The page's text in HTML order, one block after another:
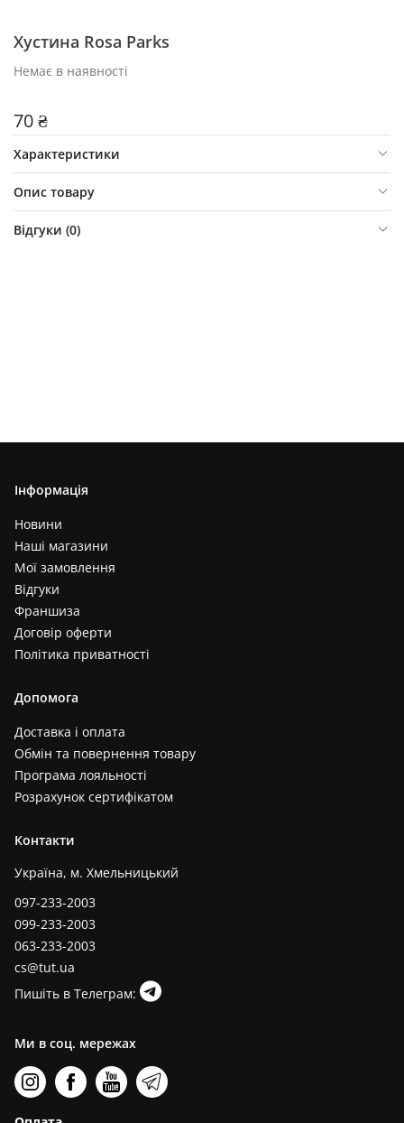
Хустина Rosa Parks
Немає в наявності
70 ₴
Характеристики
Опис товару
Відгуки (0)
Інформація
Новини
Наші магазини
Мої замовлення
Відгуки
Франшиза
Договір оферти
Політика приватності
Допомога
Доставка і оплата
Обмін та повернення товару
Програма лояльності
Розрахунок сертифікатом
Контакти
Україна, м. Хмельницький
097-233-2003
099-233-2003
063-233-2003
cs@tut.ua
Пишіть в Телеграм:
Ми в соц. мережах